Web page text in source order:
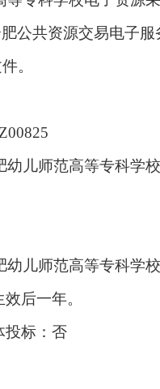
公共资源交易电子
。
幼儿师范高等专科学
儿师范高等专科学
后一年。
投标：否